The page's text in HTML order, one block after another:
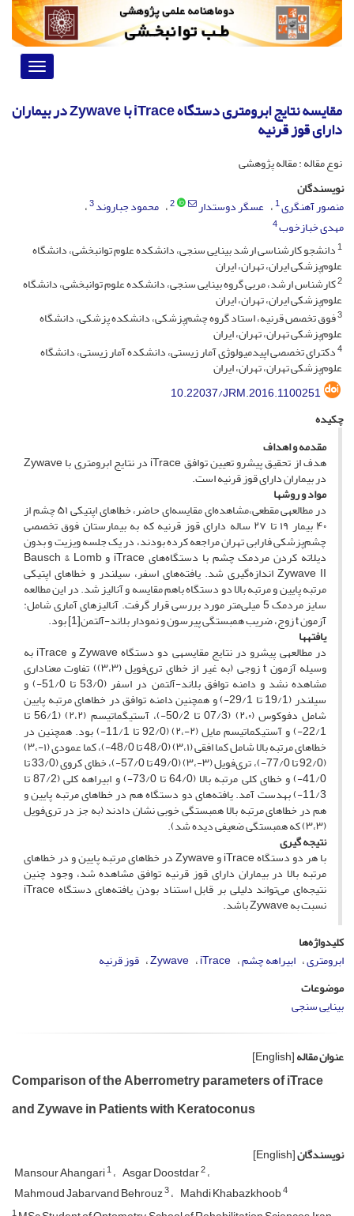
Toggle
مقایسه نتایج ابرومتری دستگاه iTrace با Zywave در بیماران
دارای قوز قرنیه
نوع مقاله : مقاله پژوهشی
نویسندگان
منصور آهنگری1 عسگر دوستدار 2 محمود جباروند3
مهدی خبازخوب4
1دانشجو کارشناسی ارشد بینایی سنجی، دانشکده علوم توانبخشی، دانشگاه
علوم‌پزشکی ایران، تهران، ایران
2کارشناس ارشد، مربی گروه بینایی سنجی، دانشکده علوم توانبخشی، دانشگاه
علوم‌پزشکی ایران، تهران، ایران
3فوق تخصص قرنیه، استاد گروه چشم‌پزشکی، دانشکده پزشکی، دانشگاه
علوم‌پزشکی تهران، تهران، ایران
4دکترای تخصصی اپیدمیولوژی آمار زیستی، دانشکده آمار زیستی، دانشگاه
علوم‌پزشکی تهران، تهران، ایران
10.22037/JRM.2016.1100251
چکیده
مقدمه و اهداف
هدف از تحقیق پیش­رو تعیین توافق iTrace در نتایج ابرومتری با Zywave
در بیماران دارای قوز قرنیه است.
مواد و روش­ها
در مطالعه­ی مقطعی،مشاهده‌ای مقایسه‌ای حاضر، خطاهای اپتیکی ۵۱ چشم از
۴۰ بیمار ۱۹ تا ۲۷ ساله دارای قوز قرنیه که به بیمارستان فوق تخصصی
چشم‌پزشکی فارابی تهران مراجعه کرده بودند، در یک جلسه ویزیت و بدون
دیلاته کردن مردمک چشم با دستگاه‌های iTrace و Bausch & Lomb
Zywave II اندازه‌گیری شد. یافته‌های اسفر، سیلندر و خطاهای اپتیکی
مرتبه پایین و مرتبه بالا دو دستگاه باهم مقایسه و آنالیز شد. در این مطالعه
سایز مردمک 5 میلی‌متر مورد بررسی قرار گرفت. آنالیزهای آماری شامل:
آزمون t زوج، ضریب همبستگی پیرسون و نمودار بلاند-آلتمن[1] بود.
یافته­ها
در مطالعه­ی پیش­رو در نتایج مقایسه­ی دو دستگاه Zywave و iTrace به
وسیله آزمون t زوجی (به غیر از خطای تری‌فویل (۳،۳)) تفاوت معناداری
مشاهده نشد و دامنه توافق بلاند-آلتمن در اسفر (53/0 تا 51/0-) و
سیلندر (19/1 تا 29/1-) و همچنین دامنه توافق در خطاهای مرتبه پایین
شامل دفوکوس (۲،۰) (07/3 تا 50/2-)، آستیگماتیسم (۲،۲) (56/1 تا
22/1-) و آستیکماتیسم مایل (۲-،۲) (92/0 تا 11/1-) بود. همچنین در
خطاهای مرتبه بالا شامل کما افقی (۳،۱) (48/0 تا 48/0-)، کما عمودی (۱-،۳)
(92/0 تا 77/0-)، تری‌فویل (۳-،۳) (49/0 تا 57/0-)، خطای کروی (33/0 تا
41/0-) و خطای کلی مرتبه بالا (64/0 تا 73/0-) و ابیراهه کلی (87/2 تا
11/3-) به­دست آمد. یافته‌های دو دستگاه هم در خطاهای مرتبه پایین و
هم در خطاهای مرتبه بالا همبستگی خوبی نشان ‌دادند (به جز در تری‌فویل
(۳،۳) که همبستگی ضعیفی دیده شد).
نتیجه‌ گیری
با هر دو دستگاه iTrace و Zywave در خطاهای مرتبه پایین و در خطاهای
مرتبه بالا در بیماران دارای قوز قرنیه توافق مشاهده شد، وجود چنین
نتیجه‌ای می‌تواند دلیلی بر قابل استناد بودن یافته‌های دستگاه iTrace
نسبت به Zywave باشد.
کلیدواژه‌ها
ابرومتری ابیراهه چشم iTrace
Zywave قوز قرنیه
موضوعات
بینایی سنجی
عنوان مقاله[English]
Comparison of the Aberrometry parameters of iTrace
and Zywave in Patients with Keratoconus
نویسندگان[English]
Mansour Ahangari1 Asgar Doostdar2
Mahmoud Jabarvand Behrouz3 Mahdi Khabazkhoob4